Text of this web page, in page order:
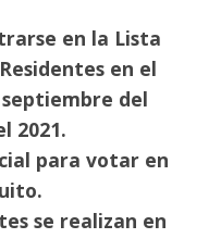
en la Lista
en el
del
2021.
para votar en
se realizan en